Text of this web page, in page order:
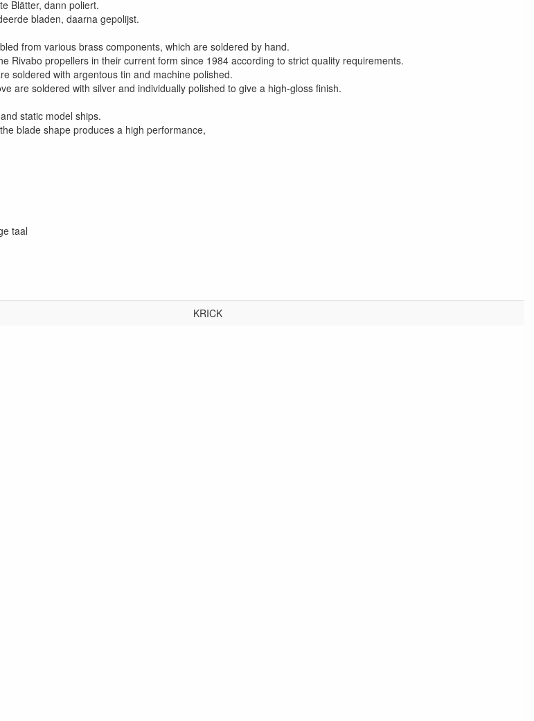
Blätter, dann poliert.
bladen, daarna gepolijst.
from various brass components, which are soldered by hand.
Rivabo propellers in their current form since 1984 according to strict quality requirements.
soldered with argentous tin and machine polished.
are soldered with silver and individually polished to give a high-gloss finish.
static model ships.
blade shape produces a high performance,
taal
KRICK